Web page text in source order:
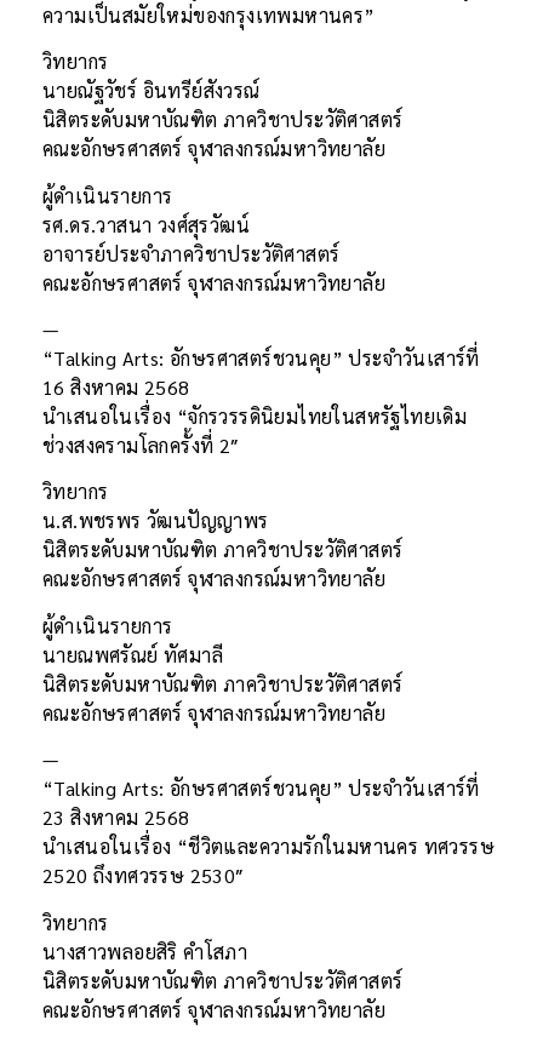
ความเป็นสมัยใหม่ของกรุงเทพมหานคร”
วิทยากร
นายณัฐวัชร์ อินทรีย์สังวรณ์
นิสิตระดับมหาบัณฑิต ภาควิชาประวัติศาสตร์
คณะอักษรศาสตร์ จุฬาลงกรณ์มหาวิทยาลัย
ผู้ดำเนินรายการ
รศ.ดร.วาสนา วงศ์สุรวัฒน์
อาจารย์ประจำภาควิชาประวัติศาสตร์
คณะอักษรศาสตร์ จุฬาลงกรณ์มหาวิทยาลัย
—
“Talking Arts: อักษรศาสตร์ชวนคุย” ประจำวันเสาร์ที่
16 สิงหาคม 2568
นำเสนอในเรื่อง “จักรวรรดินิยมไทยในสหรัฐไทยเดิม
ช่วงสงครามโลกครั้งที่ 2″
วิทยากร
น.ส.พชรพร วัฒนปัญญาพร
นิสิตระดับมหาบัณฑิต ภาควิชาประวัติศาสตร์
คณะอักษรศาสตร์ จุฬาลงกรณ์มหาวิทยาลัย
ผู้ดำเนินรายการ
นายณพศรัณย์ ทัศมาลี
นิสิตระดับมหาบัณฑิต ภาควิชาประวัติศาสตร์
คณะอักษรศาสตร์ จุฬาลงกรณ์มหาวิทยาลัย
—
“Talking Arts: อักษรศาสตร์ชวนคุย” ประจำวันเสาร์ที่
23 สิงหาคม 2568
นำเสนอในเรื่อง “ชีวิตและความรักในมหานคร ทศวรรษ
2520 ถึงทศวรรษ 2530″
วิทยากร
นางสาวพลอยสิริ คำโสภา
นิสิตระดับมหาบัณฑิต ภาควิชาประวัติศาสตร์
คณะอักษรศาสตร์ จุฬาลงกรณ์มหาวิทยาลัย